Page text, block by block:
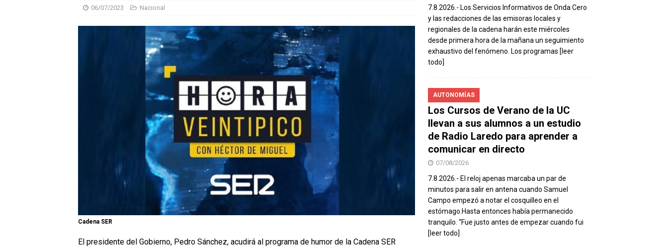
06/07/2023 Nacional
Cadena SER
El presidente del Gobierno, Pedro Sánchez, acudirá al programa de humor de la Cadena SER
7.8.2026.- Los Servicios Informativos de Onda Cero
y las redacciones de las emisoras locales y
regionales de la cadena harán este miércoles
desde primera hora de la mañana un seguimiento
exhaustivo del fenómeno. Los programas [leer
todo]
AUTONOMÍAS
Los Cursos de Verano de la UC
llevan a sus alumnos a un estudio
de Radio Laredo para aprender a
comunicar en directo
07/08/2026
7.8.2026.- El reloj apenas marcaba un par de
minutos para salir en antena cuando Samuel
Campo empezó a notar el cosquilleo en el
estómago.Hasta entonces había permanecido
tranquilo. “Fue justo antes de empezar cuando fui
[leer todo]